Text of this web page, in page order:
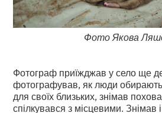
Фото Якова
Фотограф приїжджав у село ще
фотографував, як люди обирають
для своїх близьких, знімав
спілкувався з місцевими. Знімав